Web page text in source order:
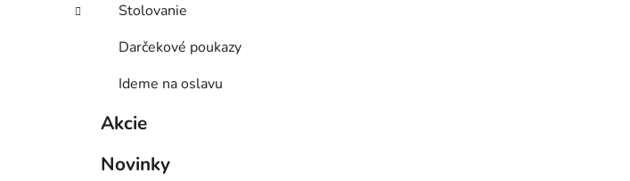
Stolovanie
Darčekové poukazy
Ideme na oslavu
Akcie
Novinky